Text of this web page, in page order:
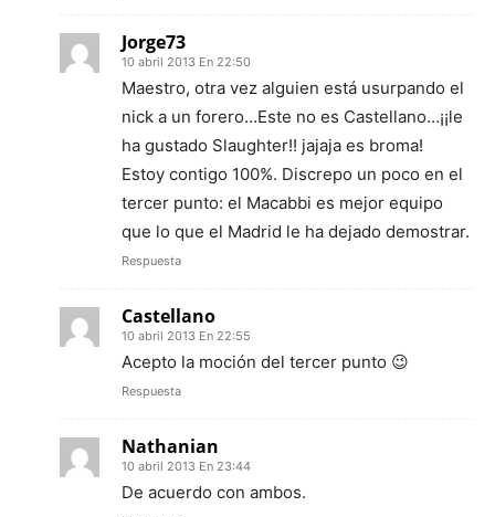
Jorge73
10 abril 2013 En 22:50
Maestro, otra vez alguien está usurpando el
nick a un forero…Este no es Castellano…¡¡le
ha gustado Slaughter!! jajaja es broma!
Estoy contigo 100%. Discrepo un poco en el
tercer punto: el Macabbi es mejor equipo
que lo que el Madrid le ha dejado demostrar.
Respuesta
Castellano
10 abril 2013 En 22:55
Acepto la moción del tercer punto 😉
Respuesta
Nathanian
10 abril 2013 En 23:44
De acuerdo con ambos.